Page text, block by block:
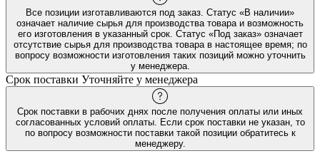
Все позиции изготавливаются под заказ. Статус «В наличии»
означает наличие сырья для производства товара и возможность
его изготовления в указанный срок. Статус «Под заказ» означает
отсутствие сырья для производства товара в настоящее время; по
вопросу возможности изготовления таких позиций можно уточнить
у менеджера.
Срок поставки Уточняйте у менеджера
Срок поставки в рабочих днях после получения оплаты или иных
согласованных условий оплаты. Если срок поставки не указан, то
по вопросу возможности поставки такой позиции обратитесь к
менеджеру.